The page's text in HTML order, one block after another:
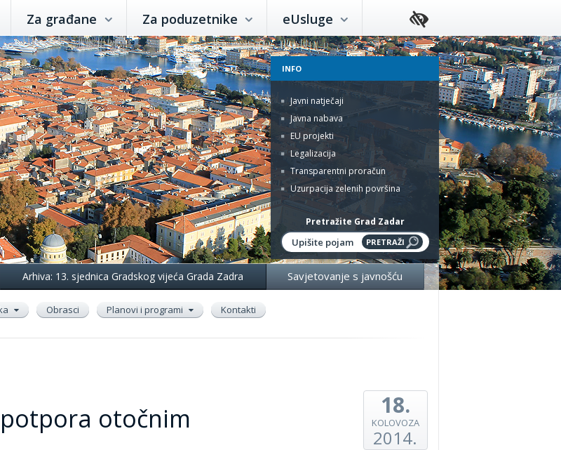
Za građane Za poduzetnike eUsluge
INFO
Javni natječaji
Javna nabava
EU projekti
Legalizacija
Transparentni proračun
Uzurpacija zelenih površina
Pretražite Grad Zadar
Arhiva: 13. sjednica Gradskog vijeća Grada Zadra Savjetovanje s javnošću
Obrasci Planovi i programi Kontakti
otočnim
18.
KOLOVOZA
2014.